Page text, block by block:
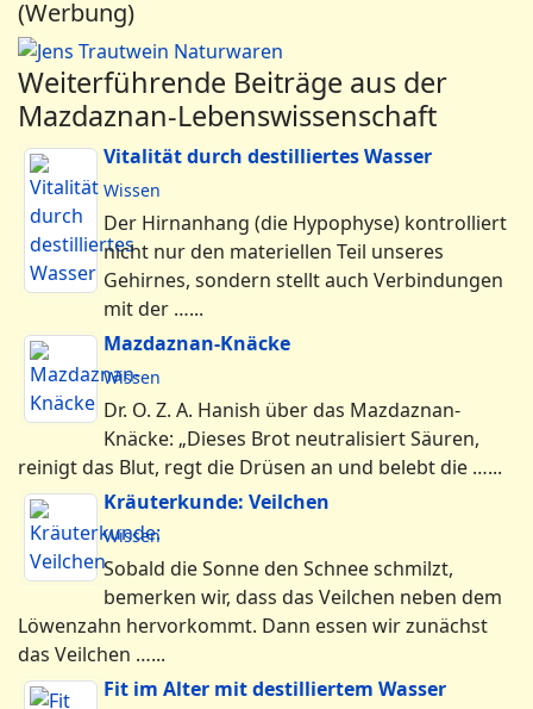
(Werbung)
Weiterführende Beiträge aus der
Mazdaznan-Lebenswissenschaft
Vitalität durch destilliertes Wasser
Wissen
Der Hirnanhang (die Hypophyse) kontrolliert
nicht nur den materiellen Teil unseres
Gehirnes, sondern stellt auch Verbindungen
mit der …...
Mazdaznan-Knäcke
Wissen
Dr. O. Z. A. Hanish über das Mazdaz­nan-
Knäcke: „Dieses Brot neutralisiert Säuren,
reinigt das Blut, regt die Drüsen an und belebt die …...
Kräuterkunde: Veilchen
Wissen
Sobald die Sonne den Schnee schmilzt,
bemerken wir, dass das Veilchen neben dem
Löwenzahn hervorkommt. Dann essen wir zunächst
das Veilchen …...
Fit im Alter mit destilliertem Wasser